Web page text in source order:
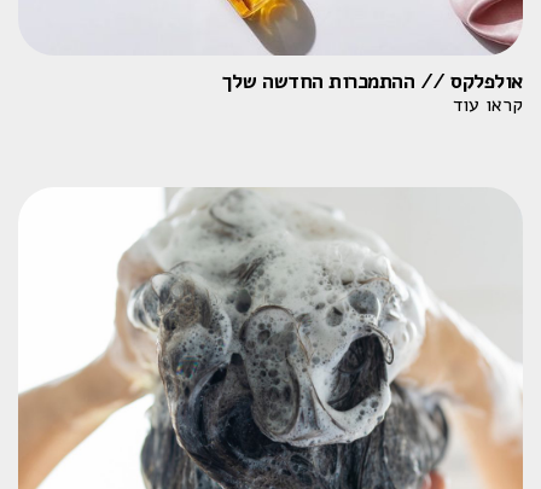
אולפלקס // ההתמכרות החדשה שלך
קראו עוד